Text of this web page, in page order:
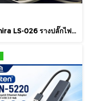
Lumira LS-026 รางปลั๊กไฟพ่วง 7 ช่อง พร้อม USB-C และ USB-A (3 เมตร)